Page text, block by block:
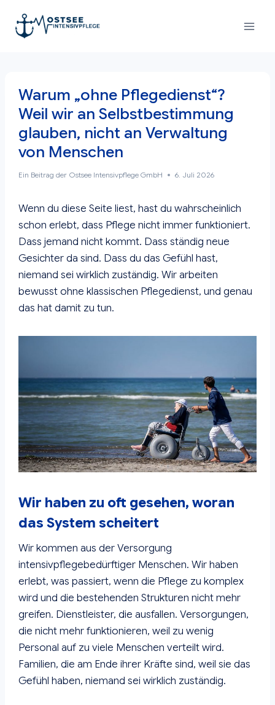
Inhalt
springen
Warum „ohne Pflegedienst“?
Weil wir an Selbstbestimmung
glauben, nicht an Verwaltung
von Menschen
Ein Beitrag der Ostsee Intensivpflege GmbH 6. Juli 2026
Wenn du diese Seite liest, hast du wahrscheinlich
schon erlebt, dass Pflege nicht immer funktioniert.
Dass jemand nicht kommt. Dass ständig neue
Gesichter da sind. Dass du das Gefühl hast,
niemand sei wirklich zuständig. Wir arbeiten
bewusst ohne klassischen Pflegedienst, und genau
das hat damit zu tun.
Wir haben zu oft gesehen, woran
das System scheitert
Wir kommen aus der Versorgung
intensivpflegebedürftiger Menschen. Wir haben
erlebt, was passiert, wenn die Pflege zu komplex
wird und die bestehenden Strukturen nicht mehr
greifen. Dienstleister, die ausfallen. Versorgungen,
die nicht mehr funktionieren, weil zu wenig
Personal auf zu viele Menschen verteilt wird.
Familien, die am Ende ihrer Kräfte sind, weil sie das
Gefühl haben, niemand sei wirklich zuständig.